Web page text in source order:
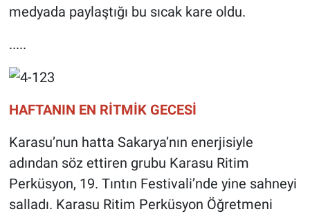
medyada paylaştığı bu sıcak kare oldu.
.....
HAFTANIN EN RİTMİK GECESİ
Karasu’nun hatta Sakarya’nın enerjisiyle
adından söz ettiren grubu Karasu Ritim
Perküsyon, 19. Tıntın Festivali’nde yine sahneyi
salladı. Karasu Ritim Perküsyon Öğretmeni